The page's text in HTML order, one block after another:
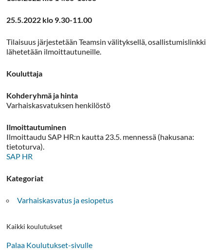
25.5.2022 klo 9.30-11.00
Tilaisuus järjestetään Teamsin välityksellä, osallistumislinkki
lähetetään ilmoittautuneille.
Kouluttaja
Kohderyhmä ja hinta
Varhaiskasvatuksen henkilöstö
Ilmoittautuminen
Ilmoittaudu SAP HR:n kautta 23.5. mennessä (hakusana:
tietoturva).
SAP HR
Kategoriat
Varhaiskasvatus ja esiopetus
Kaikki koulutukset
Palaa Koulutukset-sivulle